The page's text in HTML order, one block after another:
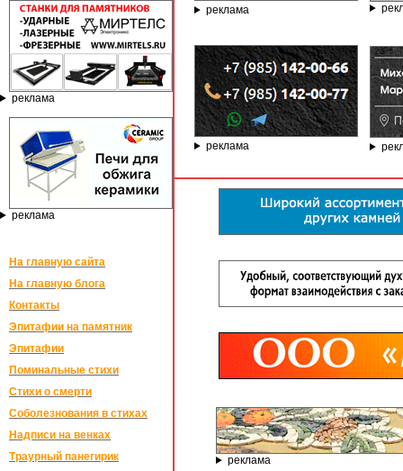
реклама
реклама
На главную сайта
На главную блога
Контакты
Эпитафии на памятник
Эпитафии
Поминальные стихи
Стихи о смерти
Соболезнования в стихах
Надписи на венках
Траурный панегирик
реклама
реклама
реклама